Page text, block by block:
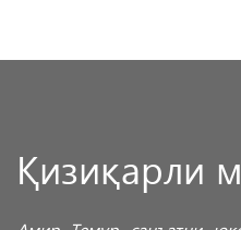
Қизиқарли